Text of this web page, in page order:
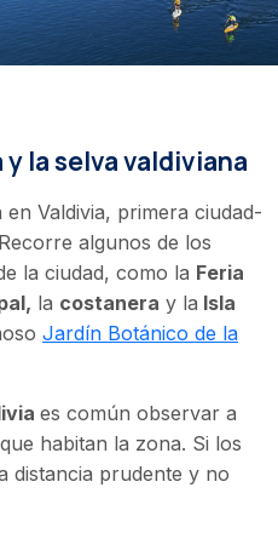
la selva valdiviana
Valdivia, primera ciudad-
Recorre algunos de los
la ciudad, como la Feria
la costanera y la Isla
Jardín Botánico de la
es común observar a
habitan la zona. Si los
distancia prudente y no